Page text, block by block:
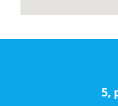
5,